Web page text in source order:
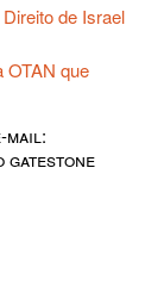
de Israel
OTAN que
mail:
gatestone